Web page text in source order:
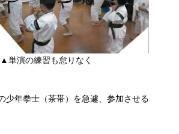
の練習も怠りなく
少年拳士（茶帯）を急遽、参加させる